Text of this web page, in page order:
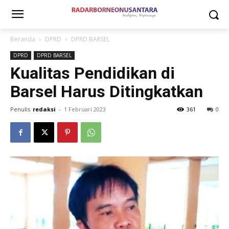
Beranda DPRD DPRD BARSEL
DPRD DPRD BARSEL
Kualitas Pendidikan di
Barsel Harus Ditingkatkan
Penulis redaksi - 1 Februari 2023 0
361